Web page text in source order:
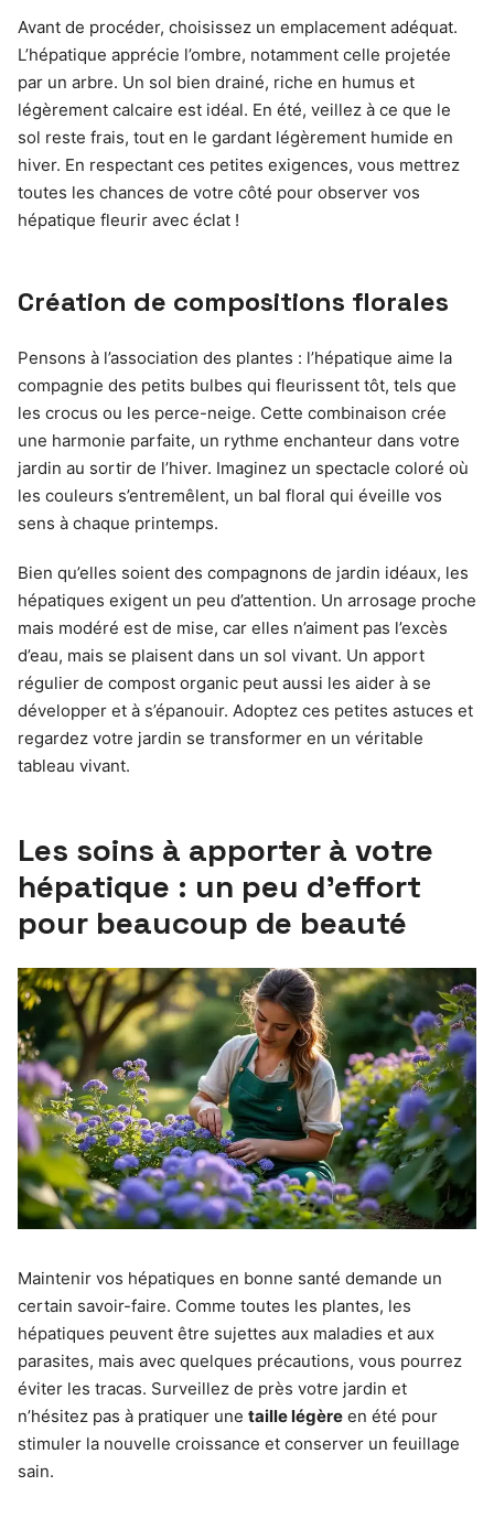
Avant de procéder, choisissez un emplacement adéquat.
L’hépatique apprécie l’ombre, notamment celle projetée
par un arbre. Un sol bien drainé, riche en humus et
légèrement calcaire est idéal. En été, veillez à ce que le
sol reste frais, tout en le gardant légèrement humide en
hiver. En respectant ces petites exigences, vous mettrez
toutes les chances de votre côté pour observer vos
hépatique fleurir avec éclat !
Création de compositions florales
Pensons à l’association des plantes : l’hépatique aime la
compagnie des petits bulbes qui fleurissent tôt, tels que
les crocus ou les perce-neige. Cette combinaison crée
une harmonie parfaite, un rythme enchanteur dans votre
jardin au sortir de l’hiver. Imaginez un spectacle coloré où
les couleurs s’entremêlent, un bal floral qui éveille vos
sens à chaque printemps.
Bien qu’elles soient des compagnons de jardin idéaux, les
hépatiques exigent un peu d’attention. Un arrosage proche
mais modéré est de mise, car elles n’aiment pas l’excès
d’eau, mais se plaisent dans un sol vivant. Un apport
régulier de compost organic peut aussi les aider à se
développer et à s’épanouir. Adoptez ces petites astuces et
regardez votre jardin se transformer en un véritable
tableau vivant.
Les soins à apporter à votre
hépatique : un peu d’effort
pour beaucoup de beauté
Maintenir vos hépatiques en bonne santé demande un
certain savoir-faire. Comme toutes les plantes, les
hépatiques peuvent être sujettes aux maladies et aux
parasites, mais avec quelques précautions, vous pourrez
éviter les tracas. Surveillez de près votre jardin et
n’hésitez pas à pratiquer une taille légère en été pour
stimuler la nouvelle croissance et conserver un feuillage
sain.